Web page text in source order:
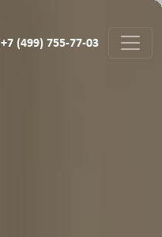
+7 (499) 755-77-03